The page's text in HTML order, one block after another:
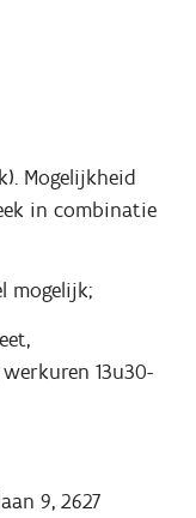
Mogelijkheid
in combinatie
mogelijk;
13u30-
9, 2627